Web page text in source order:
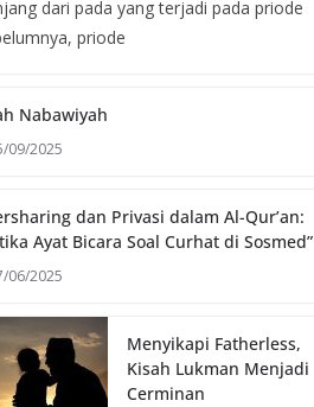
dari pada yang terjadi pada priode
priode
Nabawiyah
09/2025
dan Privasi dalam Al-Qur’an:
Ayat Bicara Soal Curhat di Sosmed”
06/2025
Menyikapi Fatherless,
Kisah Lukman Menjadi
Cerminan